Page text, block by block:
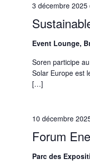
3 décembre 2025
Event Lounge,
Soren participe
Solar Europe est
[…]
Forum
10 décembre
Parc des